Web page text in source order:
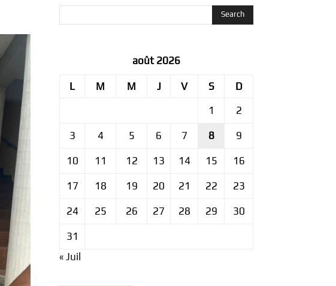
août 2026
L M M J V S
D
1
2
3 4 5 6 7 8 9
10 11 12 13 14 15 16
17 18 19 20 21 22 23
24 25 26 27 28 29 30
31
« Juil